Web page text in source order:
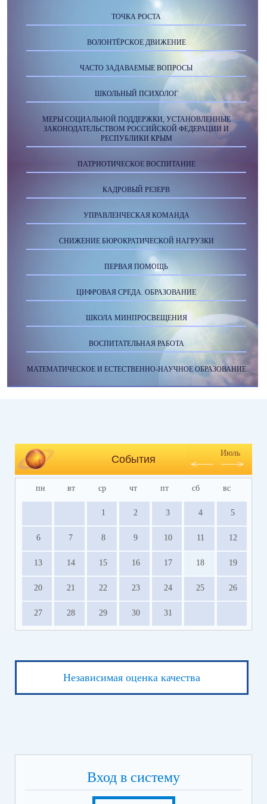
ТОЧКА РОСТА
ВОЛОНТЁРСКОЕ ДВИЖЕНИЕ
ЧАСТО ЗАДАВАЕМЫЕ ВОПРОСЫ
ШКОЛЬНЫЙ ПСИХОЛОГ
МЕРЫ СОЦИАЛЬНОЙ ПОДДЕРЖКИ, УСТАНОВЛЕННЫЕ
ЗАКОНОДАТЕЛЬСТВОМ РОССИЙСКОЙ ФЕДЕРАЦИИ И
РЕСПУБЛИКИ КРЫМ
ПАТРИОТИЧЕСКОЕ ВОСПИТАНИЕ
КАДРОВЫЙ РЕЗЕРВ
УПРАВЛЕНЧЕСКАЯ КОМАНДА
СНИЖЕНИЕ БЮРОКРАТИЧЕСКОЙ НАГРУЗКИ
ПЕРВАЯ ПОМОЩЬ
ЦИФРОВАЯ СРЕДА. ОБРАЗОВАНИЕ
ШКОЛА МИНПРОСВЕЩЕНИЯ
ВОСПИТАТЕЛЬНАЯ РАБОТА
МАТЕМАТИЧЕСКОЕ И ЕСТЕСТВЕННО-НАУЧНОЕ ОБРАЗОВАНИЕ
События
Июль
пн вт ср чт пт сб вс
1 2 3 4 5
6 7 8 9 10 11 12
13 14 15 16 17 18 19
20 21 22 23 24 25 26
27 28 29 30 31
Независимая оценка качества
Вход в систему